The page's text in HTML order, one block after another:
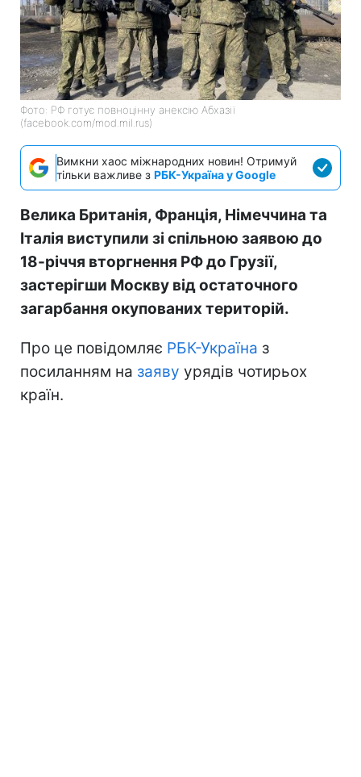
Фото: РФ готує повноцінну анексію Абхазії
(facebook.com/mod.mil.rus)
Вимкни хаос міжнародних новин! Отримуй
тільки важливе з РБК-Україна у Google
Велика Британія, Франція, Німеччина та
Італія виступили зі спільною заявою до
18-річчя вторгнення РФ до Грузії,
застерігши Москву від остаточного
загарбання окупованих територій.
Про це повідомляє РБК-Україна з
посиланням на заяву урядів чотирьох
країн.